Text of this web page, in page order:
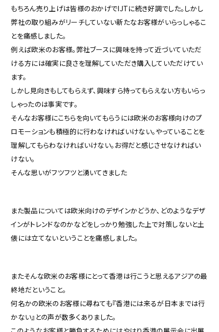
もちろん売り上げは皆様のおかげでIJTに続き好調でした。しかし
弊社の取り組みがリーチしていない新たなお客様がいらっしゃるこ
とを痛感しました。
例えば欧米のお客様。弊社ブースに興味を持って近づいていただ
ける方には確実に良さを理解していただき購入していただけてい
ます。
しかし見向きもしてもらえず、興味すら持ってもらえない方もいらっ
しゃったのは事実です。
そんなお客様にこちらを向いてもらうには欧米のお客様向けのプ
ロモーションも積極的に行わなければいけない。やっていることを
理解してもらわなければいけない。お得だと感じさせなければい
けない。
そんな思いがフツフツと湧いてきました
また製品については欧米向けのデザインかどうか、どのようなデザ
インがトレンドなのかなどをしっかり勉強した上で対策しないと土
俵には立てないということを痛感しました。
またそんな欧米のお客様にとって香港は行こうと思えるアジアの最
終地だということ。
何名かの欧米のお客様に尋ねても『香港には来るが日本までは行
かない』との声が数多くありました。